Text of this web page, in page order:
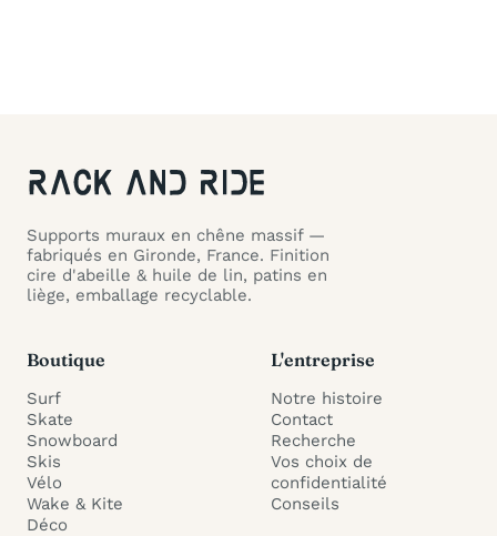
Supports muraux en chêne massif —
fabriqués en Gironde, France. Finition
cire d'abeille & huile de lin, patins en
liège, emballage recyclable.
Boutique
Surf
Skate
Snowboard
Skis
Vélo
Wake & Kite
Déco
L'entreprise
Notre histoire
Contact
Recherche
Vos choix de
confidentialité
Conseils